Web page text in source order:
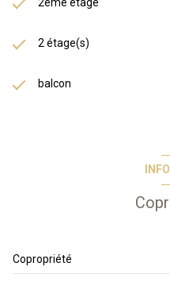
2 étage(s)
balcon
Copropriété